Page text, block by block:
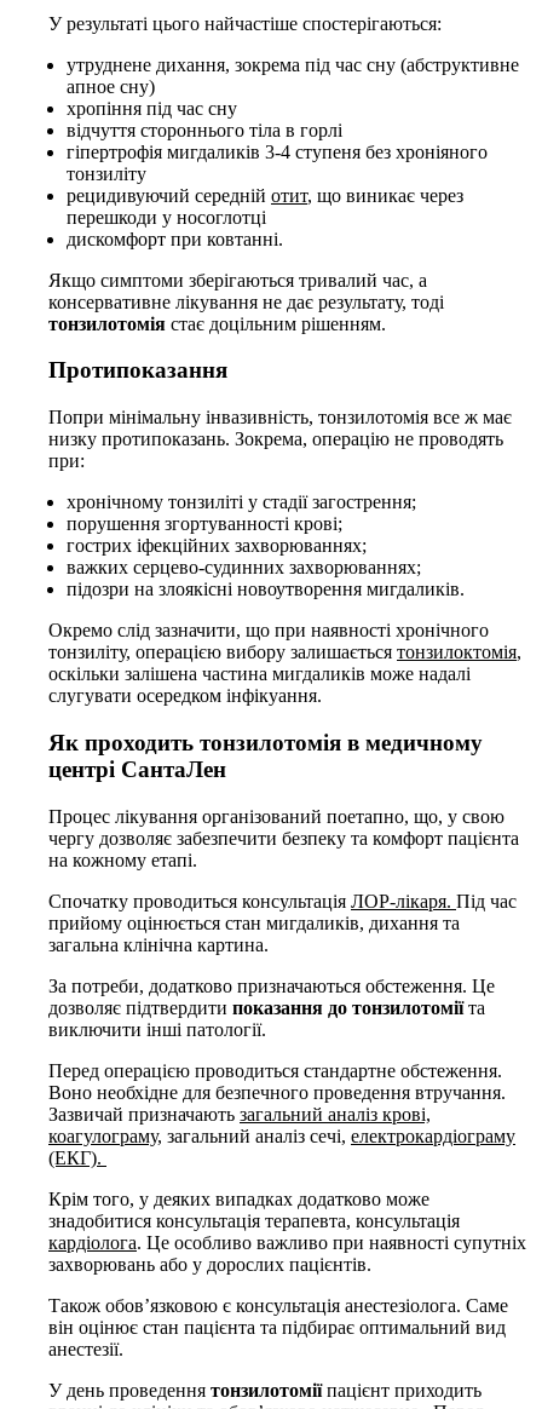
У результаті цього найчастіше спостерігаються:
утруднене дихання, зокрема під час сну (абструктивне
апное сну)
хропіння під час сну
відчуття стороннього тіла в горлі
гіпертрофія мигдаликів 3-4 ступеня без хроніяного
тонзиліту
рецидивуючий середній отит, що виникає через
перешкоди у носоглотці
дискомфорт при ковтанні.
Якщо симптоми зберігаються тривалий час, а
консервативне лікування не дає результату, тоді
тонзилотомія стає доцільним рішенням.
Протипоказання
Попри мінімальну інвазивність, тонзилотомія все ж має
низку протипоказань. Зокрема, операцію не проводять
при:
хронічному тонзиліті у стадії загострення;
порушення згортуванності крові;
гострих іфекційних захворюваннях;
важких серцево-судинних захворюваннях;
підозри на злоякісні новоутворення мигдаликів.
Окремо слід зазначити, що при наявності хронічного
тонзиліту, операцією вибору залишається тонзилоктомія,
оскільки залішена частина мигдаликів може надалі
слугувати осередком інфікуання.
Як проходить тонзилотомія в медичному
центрі СантаЛен
Процес лікування організований поетапно, що, у свою
чергу дозволяє забезпечити безпеку та комфорт пацієнта
на кожному етапі.
Спочатку проводиться консультація ЛОР-лікаря. Під час
прийому оцінюється стан мигдаликів, дихання та
загальна клінічна картина.
За потреби, додатково призначаються обстеження. Це
дозволяє підтвердити показання до тонзилотоміїта
виключити інші патології.
Перед операцією проводиться стандартне обстеження.
Воно необхідне для безпечного проведення втручання.
Зазвичай призначають загальний аналіз крові,
коагулограму, загальний аналіз сечі, електрокардіограму
(ЕКГ).
Крім того, у деяких випадках додатково може
знадобитися консультація терапевта, консультація
кардіолога. Це особливо важливо при наявності супутніх
захворювань або у дорослих пацієнтів.
Також обов’язковою є консультація анестезіолога. Саме
він оцінює стан пацієнта та підбирає оптимальний вид
анестезії.
У день проведення тонзилотомії пацієнт приходить